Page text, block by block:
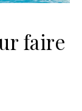
faire